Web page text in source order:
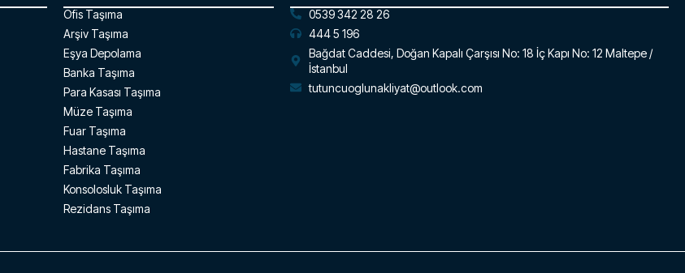
Ofis Taşıma
Arşiv Taşıma
Eşya Depolama
Banka Taşıma
Para Kasası Taşıma
Müze Taşıma
Fuar Taşıma
Hastane Taşıma
Fabrika Taşıma
Konsolosluk Taşıma
Rezidans Taşıma
0539 342 28 26
444 5 196
Bağdat Caddesi, Doğan Kapalı Çarşısı No: 18 İç Kapı No: 12 Maltepe /
İstanbul
tutuncuoglunakliyat@outlook.com